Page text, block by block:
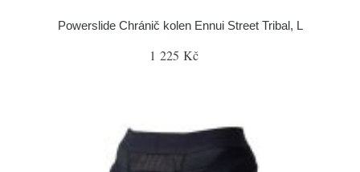
Powerslide Chránič kolen Ennui Street Tribal, L
1 225 Kč